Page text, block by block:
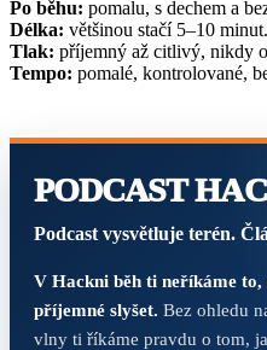
Po běhu: pomalu, s dechem a
Délka: většinou stačí 5–10 minut.
Tlak: příjemný až citlivý, nikdy
Tempo: pomalé, kontrolované,
PODCAST
Podcast vysvětluje terén.
V Hackni běh ti neříkáme
příjemné slyšet. Bez ohledu
vlny ti říkáme pravdu o tom,